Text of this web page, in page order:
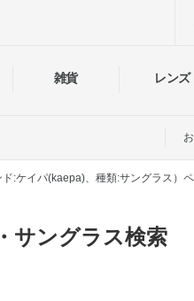
雑貨 レンズ
:ケイパ(kaepa)、種類:サングラス）
サングラス検索